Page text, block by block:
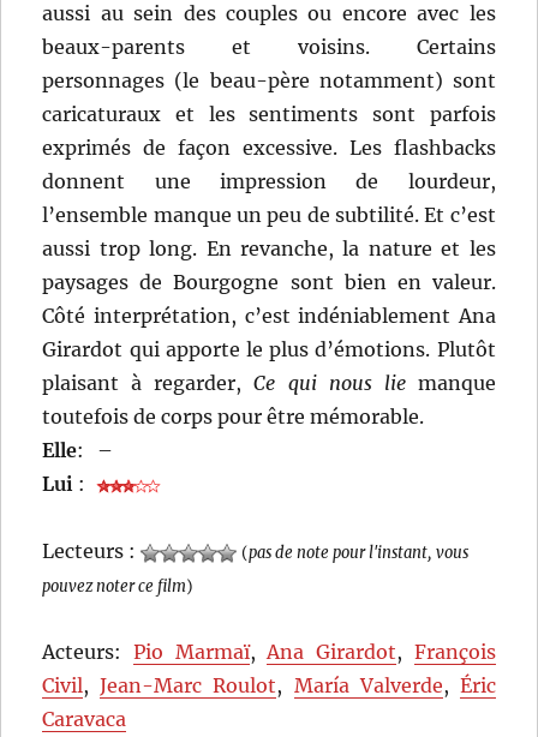
aussi au sein des couples ou encore avec les
beaux-parents et voisins. Certains
personnages (le beau-père notamment) sont
caricaturaux et les sentiments sont parfois
exprimés de façon excessive. Les flashbacks
donnent une impression de lourdeur,
l’ensemble manque un peu de subtilité. Et c’est
aussi trop long. En revanche, la nature et les
paysages de Bourgogne sont bien en valeur.
Côté interprétation, c’est indéniablement Ana
Girardot qui apporte le plus d’émotions. Plutôt
plaisant à regarder,Ce qui nous liemanque
toutefois de corps pour être mémorable.
Elle:
–
Lui :
Lecteurs : (pas de note pour l'instant, vous
pouvez noter ce film)
Acteurs: Pio Marmaï,Ana Girardot, François
Civil,Jean-Marc Roulot, María Valverde, Éric
Caravaca